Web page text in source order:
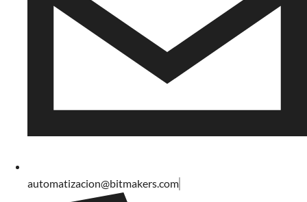
automatizacion@bitmakers.com